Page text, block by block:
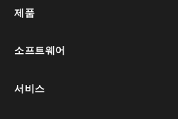
제품
소프트웨어
서비스